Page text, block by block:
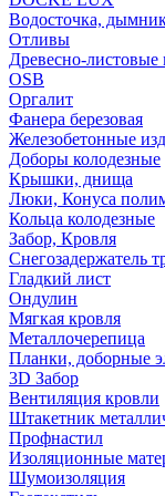
Водосточка,
Отливы
Древесно-листовые
OSB
Оргалит
Фанера березовая
Железобетонные
Доборы колодезные
Крышки, днища
Люки, Конуса
Кольца колодезные
Забор, Кровля
Снегозадержатель
Гладкий лист
Ондулин
Мягкая кровля
Металлочерепица
Планки, доборные
3D Забор
Вентиляция кровли
Штакетник
Профнастил
Изоляционные
Шумоизоляция